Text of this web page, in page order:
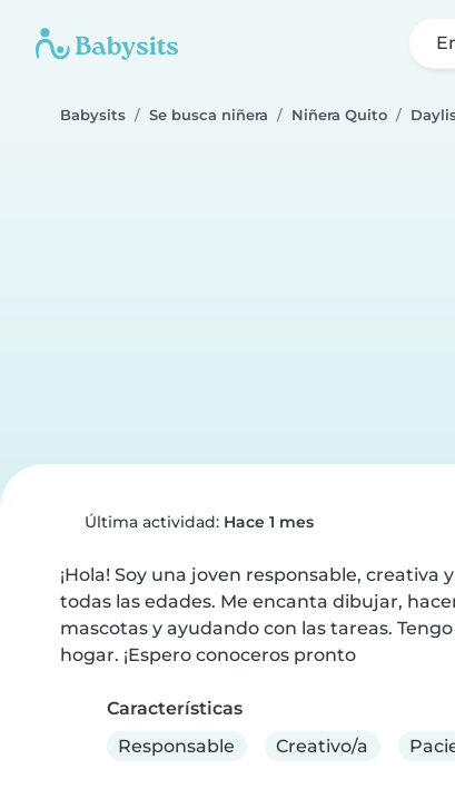
Babysits Se busca niñera Niñera Quito
Última actividad: Hace 1 mes
¡Hola! Soy una joven responsable,
todas las edades. Me encanta dibujar,
mascotas y ayudando con las tareas.
hogar. ¡Espero conoceros pronto
Características
Responsable
Creativo/a